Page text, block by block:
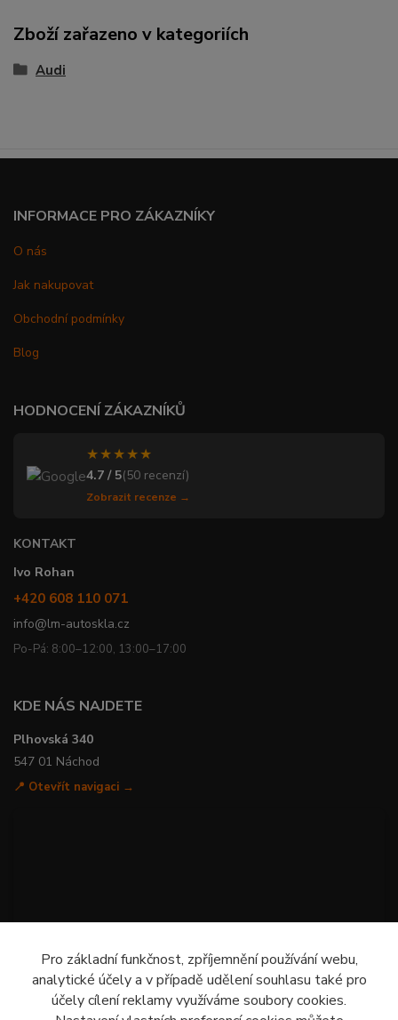
Zboží zařazeno v kategoriích
Audi
INFORMACE PRO ZÁKAZNÍKY
O nás
Jak nakupovat
Obchodní podmínky
Blog
HODNOCENÍ ZÁKAZNÍKŮ
★★★★★
4.7 / 5(50 recenzí)
Zobrazit recenze →
KONTAKT
Ivo Rohan
+420 608 110 071
info@lm-autoskla.cz
Po-Pá: 8:00–12:00, 13:00–17:00
KDE NÁS NAJDETE
Plhovská 340
547 01 Náchod
📍 Otevřít navigaci →
Pro základní funkčnost, zpříjemnění používání webu,
analytické účely a v případě udělení souhlasu také pro
účely cílení reklamy využíváme soubory cookies.